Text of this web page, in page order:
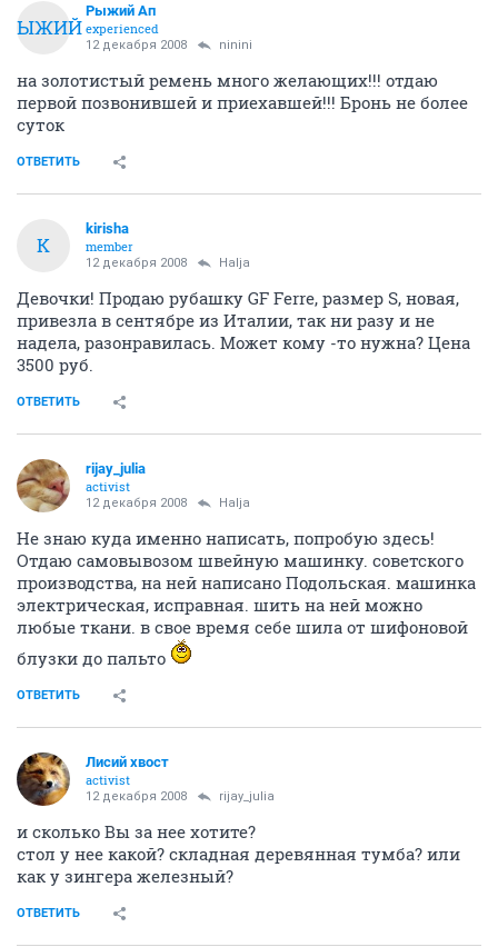
РЫЖИЙ
Рыжий Ап
experienced
12 декабря 2008 ninini
на золотистый ремень много желающих!!! отдаю
первой позвонившей и приехавшей!!! Бронь не более
суток
ОТВЕТИТЬ
K
kirisha
member
12 декабря 2008 Halja
Девочки! Продаю рубашку GF Ferre, размер S, новая,
привезла в сентябре из Италии, так ни разу и не
надела, разонравилась. Может кому -то нужна? Цена
3500 руб.
ОТВЕТИТЬ
rijay_julia
activist
12 декабря 2008 Halja
Не знаю куда именно написать, попробую здесь!
Отдаю самовывозом швейную машинку. советского
производства, на ней написано Подольская. машинка
электрическая, исправная. шить на ней можно
любые ткани. в свое время себе шила от шифоновой
блузки до пальто
ОТВЕТИТЬ
Лисий хвост
activist
12 декабря 2008 rijay_julia
и сколько Вы за нее хотите?
стол у нее какой? складная деревянная тумба? или
как у зингера железный?
ОТВЕТИТЬ